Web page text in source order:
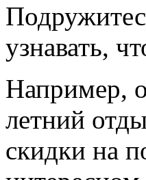
узнавать,
Например,
летний
скидки на